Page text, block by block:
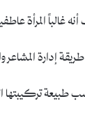
غالباً المرأة
إدارة
تركيبتها